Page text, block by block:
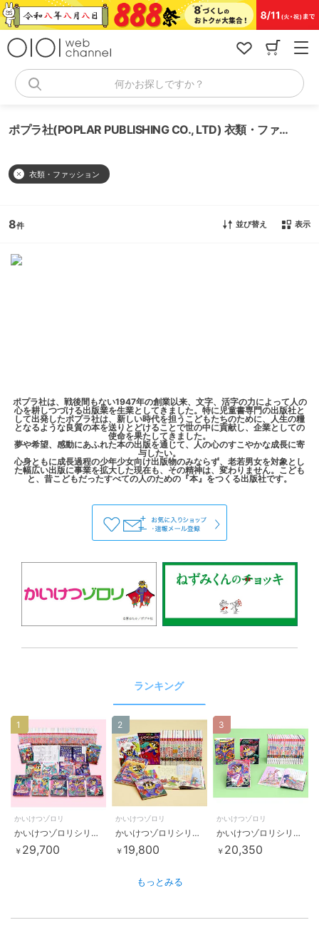
コ
ン
何かお探しですか？
ポプラ社(POPLAR PUBLISHING CO., LTD) 衣類・ファッション
衣類・ファッション
8 並び替え 表示
ポプラ社は、戦後間もない1947年の創業以来、文字、活字の力によって人の
心を耕しつづける出版業を生業としてきました。特に児童書専門の出版社と
して出発したポプラ社は、新しい時代を担うこどもたちのために、人生の糧
となるような良質の本を送りとどけることで世の中に貢献し、企業としての
使命を果たしてきました。
夢や希望、感動にあふれた本の出版を通じて、人の心のすこやかな成長に寄
与したい。
心身ともに成長過程の少年少女向け出版物のみならず、老若男女を対象とし
た幅広い出版に事業を拡大した現在も、その精神は、変わりません。こども
ランキング
かいけつゾロリ
かいけつゾロリシリーズ 読み物Ａセット（全３０巻）
￥ 29,700
1
かいけつゾロリ
かいけつゾロリシリーズ 読み物Bセット（全20巻）
￥ 19,800
2
かいけつゾロリ
かいけつゾロリシリーズ 読み物Cセット（既刊20巻）
￥ 20,350
3
もっとみる